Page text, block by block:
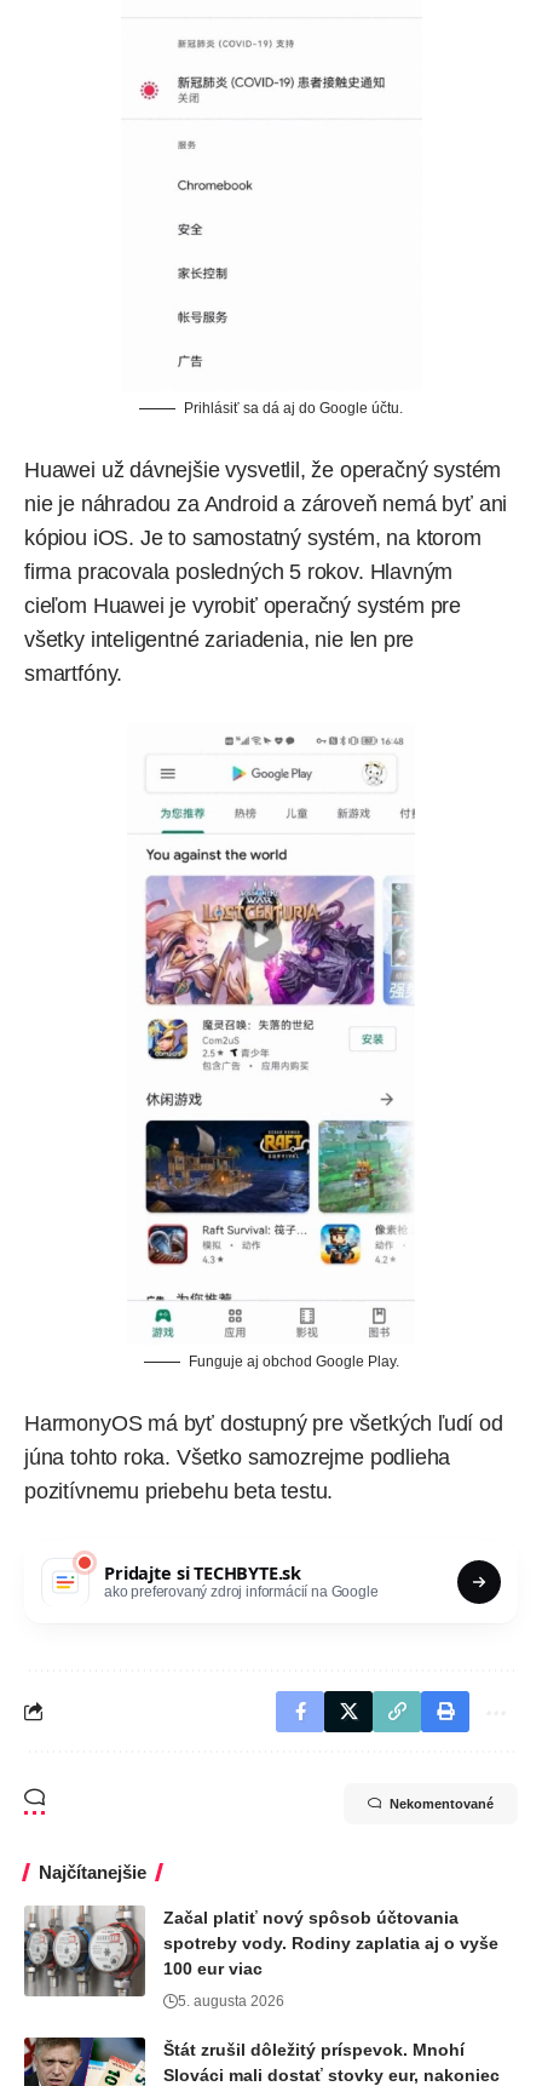
Prihlásiť sa dá aj do Google účtu.
Huawei už dávnejšie vysvetlil, že operačný systém
nie je náhradou za Android a zároveň nemá byť ani
kópiou iOS. Je to samostatný systém, na ktorom
firma pracovala posledných 5 rokov. Hlavným
cieľom Huawei je vyrobiť operačný systém pre
všetky inteligentné zariadenia, nie len pre
smartfóny.
Funguje aj obchod Google Play.
HarmonyOS má byť dostupný pre všetkých ľudí od
júna tohto roka. Všetko samozrejme podlieha
pozitívnemu priebehu beta testu.
Pridajte siTECHBYTE.sk
ako preferovaný zdroj informácií na Google
Nekomentované
Najčítanejšie
Začal platiť nový spôsob účtovania
spotreby vody. Rodiny zaplatia aj o vyše
100 eur viac
5. augusta 2026
Štát zrušil dôležitý príspevok. Mnohí
Slováci mali dostať stovky eur, nakoniec